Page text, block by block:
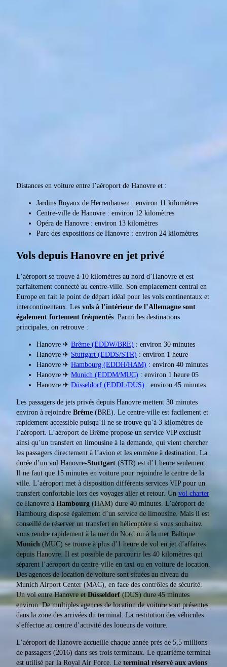
Distances en voiture entre l’aéroport de Hanovre et :
Jardins Royaux de Herrenhausen : environ 11 kilomètres
Centre-ville de Hanovre : environ 12 kilomètres
Opéra de Hanovre : environ 13 kilomètres
Parc des expositions de Hanovre : environ 24 kilomètres
Vols depuis Hanovre en jet privé
L’aéroport se trouve à 10 kilomètres au nord d’Hanovre et est
parfaitement connecté au centre-ville. Son emplacement central en
Europe en fait le point de départ idéal pour les vols continentaux et
intercontinentaux. Les vols à l’intérieur de l’Allemagne sont
également fortement fréquentés. Parmi les destinations
principales, on retrouve :
Hanovre ✈ Brême (EDDW/BRE) : environ 30 minutes
Hanovre ✈ Stuttgart (EDDS/STR) : environ 1 heure
Hanovre ✈ Hambourg (EDDH/HAM) : environ 40 minutes
Hanovre ✈ Munich (EDDM/MUC) : environ 1 heure 05
Hanovre ✈ Düsseldorf (EDDL/DUS) : environ 45 minutes
Les passagers de jets privés depuis Hanovre mettent 30 minutes
environ à rejoindre Brême (BRE). Le centre-ville est facilement et
rapidement accessible puisqu’il ne se trouve qu’à 3 kilomètres de
l’aéroport. L’aéroport de Brême propose un service VIP exclusif
ainsi qu’un transfert en limousine à la demande, qui vient chercher
les passagers directement à l’avion et les emmène à destination. La
durée d’un vol Hanovre-Stuttgart (STR) est d’1 heure seulement.
Il ne faut que 15 minutes en voiture pour rejoindre le centre de la
ville. L’aéroport met à disposition différents services VIP pour un
transfert confortable lors des voyages aller et retour. Un vol charter
de Hanovre à Hambourg (HAM) dure 40 minutes. L’aéroport de
Hambourg dispose également d’un service de limousine. Mais il est
conseillé de réserver un transfert en hélicoptère si vous souhaitez
vous rendre rapidement à la mer du Nord ou à la mer Baltique.
Munich (MUC) se trouve à plus d’1 heure de vol en jet d’affaires
depuis Hanovre. Il est possible de parcourir les 40 kilomètres qui
séparent l’aéroport du centre-ville en taxi ou en voiture de location.
Des agences de location de voiture sont situées au niveau du
Munich Airport Center (MAC), en face des contrôles de sécurité.
Un vol entre Hanovre etDüsseldorf(DUS) dure 45 minutes
environ. De multiples agences de location de voiture sont présentes
dans la zone des arrivées du terminal. La restitution des véhicules
s’effectue au centre d’activité des loueurs de voiture.
L’aéroport de Hanovre accueille chaque année près de 5,5 millions
de passagers (2016) dans ses trois terminaux. Le quatrième terminal
est utilisé par la Royal Air Force. Le terminal réservé aux avions